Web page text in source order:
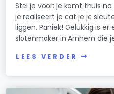
Stel je voor: je komt thuis
je realiseert je dat je je
liggen. Paniek! Gelukkig is
slotenmaker in Arnhem die
LEES VERDER